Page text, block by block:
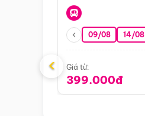
09/08 14/08
Giá từ:
399.000đ
‹